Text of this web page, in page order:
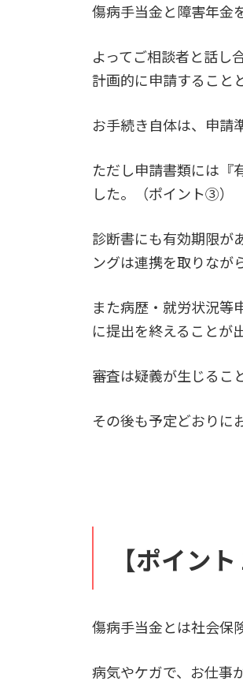
傷病手当金と障害年金
よってご相談者と話し
計画的に申請すること
お手続き自体は、申請
ただし申請書類には『
した。（ポイント③）
診断書にも有効期限が
ングは連携を取りなが
また病歴・就労状況等
に提出を終えることが
審査は疑義が生じるこ
その後も予定どおりに
【ポイン
傷病手当金とは社会保
病気やケガで、お仕事